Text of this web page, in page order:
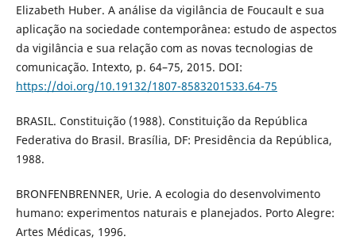
Elizabeth Huber. A análise da vigilância de Foucault e sua
aplicação na sociedade contemporânea: estudo de aspectos
da vigilância e sua relação com as novas tecnologias de
comunicação. Intexto, p. 64–75, 2015. DOI:
https://doi.org/10.19132/1807-8583201533.64-75
BRASIL. Constituição (1988). Constituição da República
Federativa do Brasil. Brasília, DF: Presidência da República,
1988.
BRONFENBRENNER, Urie. A ecologia do desenvolvimento
humano: experimentos naturais e planejados. Porto Alegre:
Artes Médicas, 1996.